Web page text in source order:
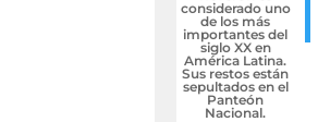
considerado uno
de los más
importantes del
siglo XX en
América Latina.
Sus restos están
sepultados en el
Panteón
Nacional.